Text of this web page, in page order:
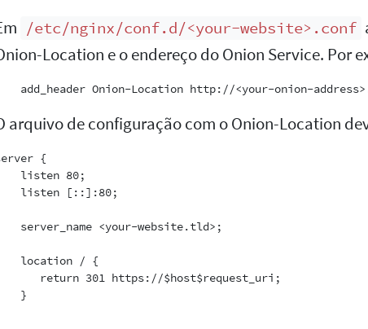
/etc/nginx/conf.d/<your-website>.conf
Location e o endereço do Onion Service. Por
arquivo de configuração com o Onion-Location
{
listen 80;
listen [::]:80;
server_name <your-website.tld>;
location / {
return 301 https://$host$request_uri;
}